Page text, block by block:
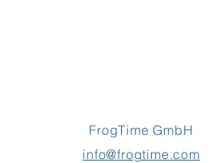
FrogTime GmbH
info@frogtime.com